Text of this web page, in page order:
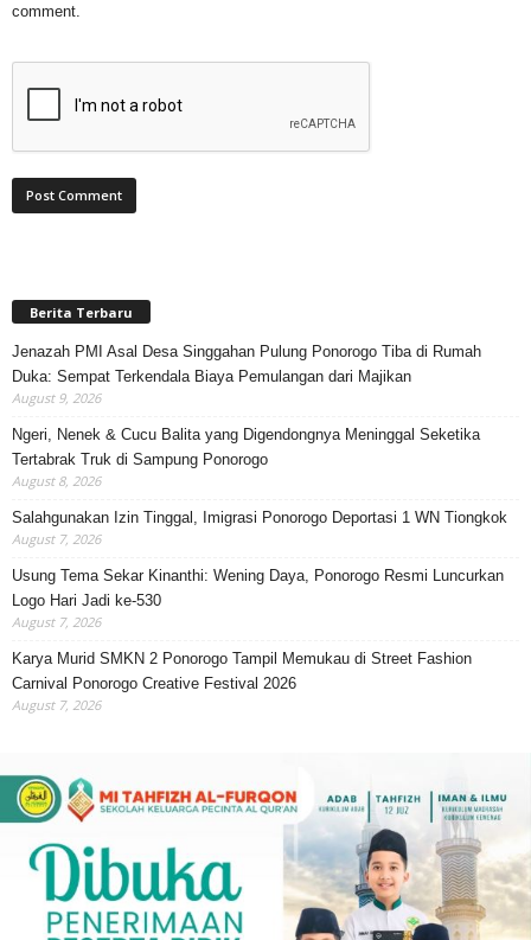
comment.
Berita Terbaru
Jenazah PMI Asal Desa Singgahan Pulung Ponorogo Tiba di Rumah
Duka: Sempat Terkendala Biaya Pemulangan dari Majikan
August 9, 2026
Ngeri, Nenek & Cucu Balita yang Digendongnya Meninggal Seketika
Tertabrak Truk di Sampung Ponorogo
August 8, 2026
Salahgunakan Izin Tinggal, Imigrasi Ponorogo Deportasi 1 WN Tiongkok
August 7, 2026
Usung Tema Sekar Kinanthi: Wening Daya, Ponorogo Resmi Luncurkan
Logo Hari Jadi ke-530
August 7, 2026
Karya Murid SMKN 2 Ponorogo Tampil Memukau di Street Fashion
Carnival Ponorogo Creative Festival 2026
August 7, 2026